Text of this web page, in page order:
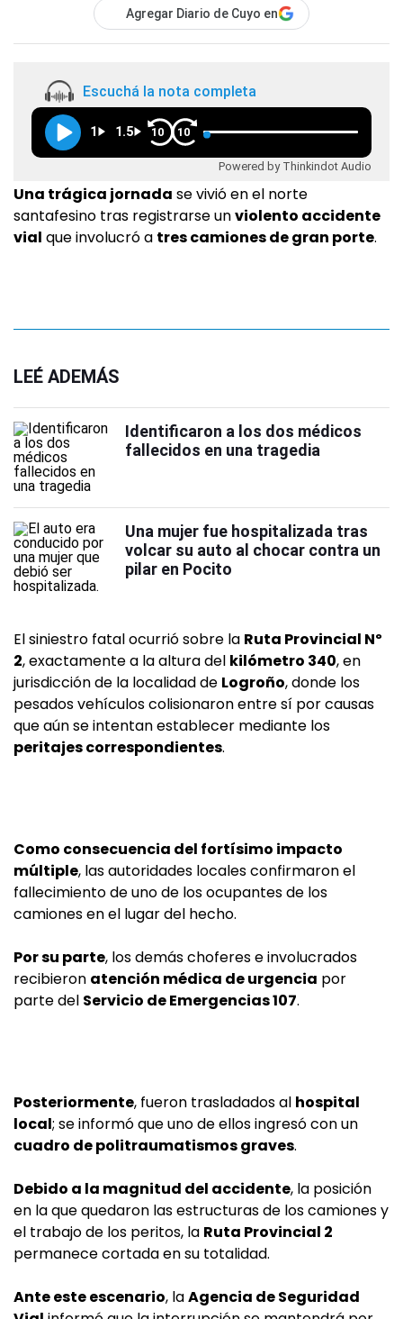
Agregar Diario de Cuyo en
Escuchá la nota completa
1 1.5 10 10
Powered by Thinkindot Audio
Una trágica jornada se vivió en el norte
santafesino tras registrarse unviolento accidente
vial que involucró a tres camiones de gran porte.
LEÉ ADEMÁS
Identificaron a los dos médicos
fallecidos en una tragedia
Una mujer fue hospitalizada tras
volcar su auto al chocar contra un
pilar en Pocito
El siniestro fatal ocurrió sobre la Ruta Provincial Nº
2, exactamente a la altura del kilómetro 340, en
jurisdicción de la localidad de Logroño, donde los
pesados vehículos colisionaron entre sí por causas
que aún se intentan establecer mediante los
peritajes correspondientes.
Como consecuencia del fortísimo impacto
múltiple, las autoridades locales confirmaron el
fallecimiento de uno de los ocupantes de los
camiones en el lugar del hecho.
Por su parte, los demás choferes e involucrados
recibieron atención médica de urgencia por
parte del Servicio de Emergencias 107.
Posteriormente, fueron trasladados al hospital
local; se informó que uno de ellos ingresó con un
cuadro de politraumatismos graves.
Debido a la magnitud del accidente, la posición
en la que quedaron las estructuras de los camiones y
el trabajo de los peritos, la Ruta Provincial 2
permanece cortada en su totalidad.
Ante este escenario, laAgencia de Seguridad